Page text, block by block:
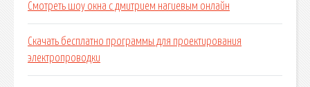
Смотреть шоу окна с дмитрием нагиевым онлайн
Скачать бесплатно программы для проектирования
электропроводки